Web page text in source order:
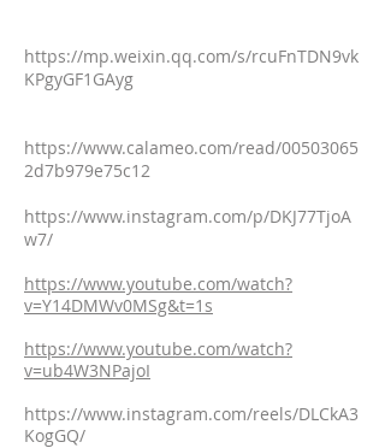
https://mp.weixin.qq.com/s/rcuFnTDN9vk
KPgyGF1GAyg
https://www.calameo.com/read/00503065
2d7b979e75c12
https://www.instagram.com/p/DKJ77TjoA
w7/
https://www.youtube.com/watch?
v=Y14DMWv0MSg&t=1s
https://www.youtube.com/watch?
v=ub4W3NPajoI
https://www.instagram.com/reels/DLCkA3
KogGQ/